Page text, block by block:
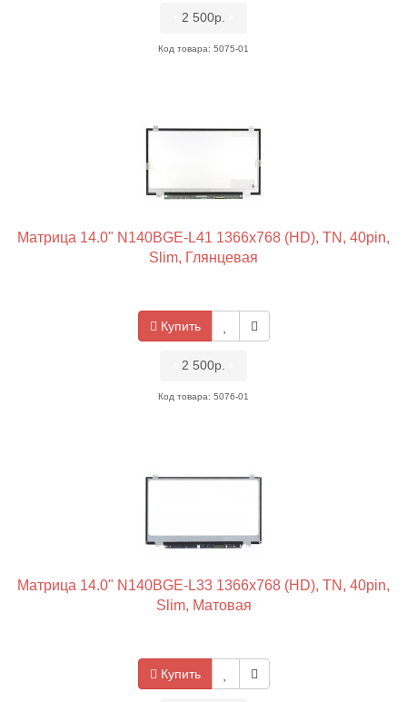
2 500р.
Код товара: 5075-01
Матрица 14.0" N140BGE-L41 1366x768 (HD), TN, 40pin,
Slim, Глянцевая
Купить
2 500р.
Код товара: 5076-01
Матрица 14.0" N140BGE-L33 1366x768 (HD), TN, 40pin,
Slim, Матовая
Купить